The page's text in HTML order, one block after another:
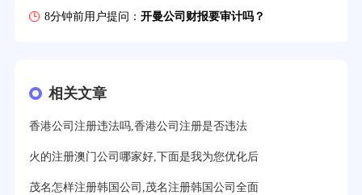
8分钟前用户提问： 开曼公司财报要审计吗？
相关文章
香港公司注册违法吗,香港公司注册是否违法
火的注册澳门公司哪家好,下面是我为您优化后
茂名怎样注册韩国公司,茂名注册韩国公司全面